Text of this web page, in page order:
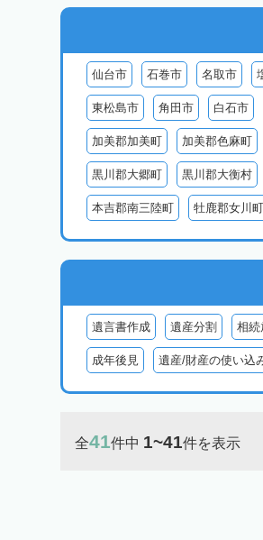
仙台市 石巻市 名取市
東松島市 角田市 白石市
加美郡加美町 加美郡色麻町
黒川郡大郷町 黒川郡大衡村
本吉郡南三陸町 牡鹿郡女川町
遺言書作成 遺産分割 相続
成年後見 遺産/財産の使い込
全41件中 1~41件を表示